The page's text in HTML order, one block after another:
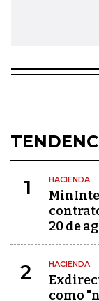
1 HACIENDA
20 de
2 HACIENDA
como